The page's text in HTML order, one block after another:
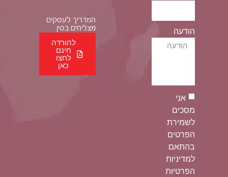
הודעה
אני
מסכים
לשמירת
הפרטים
בהתאם
למדיניות
הפרטיות
המדריך לעסקים
מצליחים בסין
להורדה
חינם
לחצו
כאן